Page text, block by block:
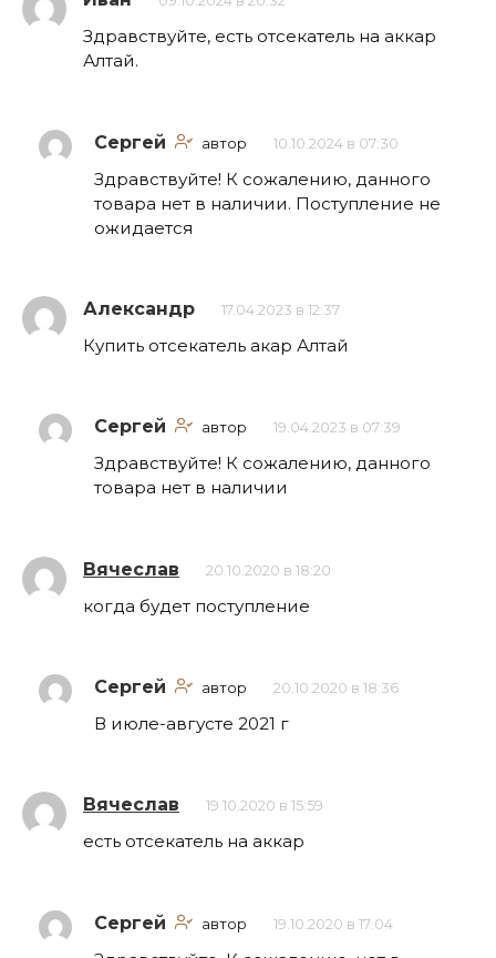
Здравствуйте, есть отсекатель на аккар
Алтай.
Сергей автор 10.10.2024 в 07:30
Здравствуйте! К сожалению, данного
товара нет в наличии. Поступление не
ожидается
Александр 17.04.2023 в 12:37
Купить отсекатель акар Алтай
Сергей автор 19.04.2023 в 07:39
Здравствуйте! К сожалению, данного
товара нет в наличии
Вячеслав 20.10.2020 в 18:20
когда будет поступление
Сергей автор 20.10.2020 в 18:36
В июле-августе 2021 г
Вячеслав 19.10.2020 в 15:59
есть отсекатель на аккар
Сергей автор 19.10.2020 в 17:04